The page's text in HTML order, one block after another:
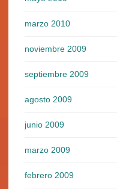
marzo 2010
noviembre 2009
septiembre 2009
agosto 2009
junio 2009
marzo 2009
febrero 2009